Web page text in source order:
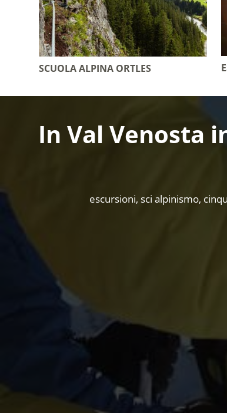
SCUOLA ALPINA ORTLES
In Val Venosta
escursioni, sci alpinismo,